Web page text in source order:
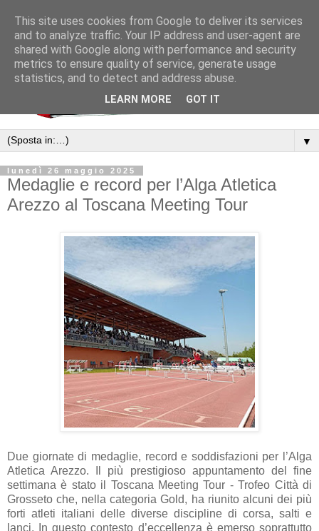
▼
lunedì 26 maggio 2025
Medaglie e record per l’Alga Atletica
Arezzo al Toscana Meeting Tour
Due giornate di medaglie, record e soddisfazioni per l’Alga
Atletica Arezzo. Il più prestigioso appuntamento del fine
settimana è stato il Toscana Meeting Tour - Trofeo Città di
Grosseto che, nella categoria Gold, ha riunito alcuni dei più
forti atleti italiani delle diverse discipline di corsa, salti e
lanci. In questo contesto d’eccellenza è emerso soprattutto
This site uses cookies from Google to deliver its services
and to analyze traffic. Your IP address and user-agent are
shared with Google along with performance and security
metrics to ensure quality of service, generate usage
statistics, and to detect and address abuse.
LEARN MORE GOT IT